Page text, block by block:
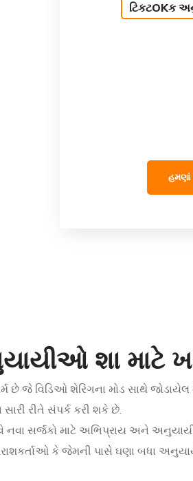
ટિકટOKક
હમણાં
શા માટે
છે જે વિડિઓ શેરિંગના મોડ સાથે
રીતે સંપર્ક કરી શકે છે.
હવે નવા સર્જકો માટે અભિપ્રાય અને
કે જેમની પાસે ઘણા બધા